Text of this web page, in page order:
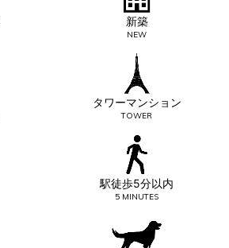
新築
NEW
タワーマンション
TOWER
駅徒歩5分以内
5 MINUTES